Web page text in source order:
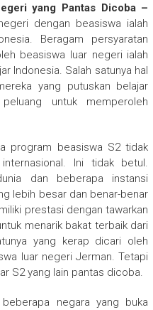
yang Pantas Dicoba –
dengan beasiswa ialah
Beragam persyaratan
beasiswa luar negeri ialah
Indonesia. Salah satunya hal
yang putuskan belajar
untuk memperoleh
program beasiswa S2 tidak
Ini tidak betul.
dan beberapa instansi
lebih besar dan benar-benar
prestasi dengan tawarkan
menarik bakat terbaik dari
yang kerap dicari oleh
luar negeri Jerman. Tetapi
S2 yang lain pantas dicoba.
negara yang buka